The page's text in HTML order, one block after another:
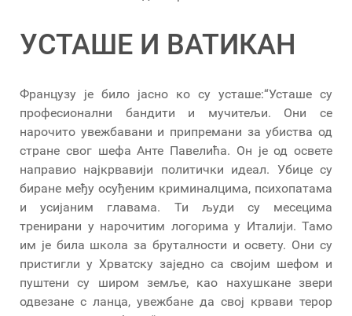
УСТАШЕ И ВАТИКАН
Французу је било јасно ко су усташе:“Усташе су
професионални бандити и мучитељи. Они се
нарочито увежбавани и припремани за убиства од
стране свог шефа Анте Павелића. Он је од освете
направио најкрвавији политички идеал. Убице су
биране међу осуђеним криминалцима, психопатама
и усијаним главама. Ти људи су месецима
тренирани у нарочитим логорима у Италији. Тамо
им је била школа за бруталности и освету. Они су
пристигли у Хрватску заједно са својим шефом и
пуштени су широм земље, као нахушкане звери
одвезане с ланца, увежбане да свој крвави терор